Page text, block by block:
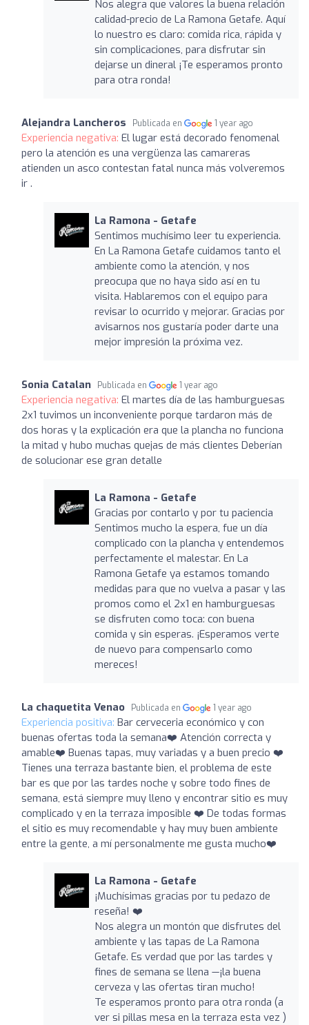
Nos alegra que valores la buena relación
calidad-precio de La Ramona Getafe. Aquí
lo nuestro es claro: comida rica, rápida y
sin complicaciones, para disfrutar sin
dejarse un dineral ¡Te esperamos pronto
para otra ronda!
Alejandra Lancheros Publicada en 1 year ago
Experiencia negativa: El lugar está decorado fenomenal
pero la atención es una vergüenza las camareras
atienden un asco contestan fatal nunca más volveremos
ir .
La Ramona - Getafe
Sentimos muchísimo leer tu experiencia.
En La Ramona Getafe cuidamos tanto el
ambiente como la atención, y nos
preocupa que no haya sido así en tu
visita. Hablaremos con el equipo para
revisar lo ocurrido y mejorar. Gracias por
avisarnos nos gustaría poder darte una
mejor impresión la próxima vez.
Sonia Catalan Publicada en 1 year ago
Experiencia negativa: El martes día de las hamburguesas
2x1 tuvimos un inconveniente porque tardaron más de
dos horas y la explicación era que la plancha no funciona
la mitad y hubo muchas quejas de más clientes Deberían
de solucionar ese gran detalle
La Ramona - Getafe
Gracias por contarlo y por tu paciencia
Sentimos mucho la espera, fue un día
complicado con la plancha y entendemos
perfectamente el malestar. En La
Ramona Getafe ya estamos tomando
medidas para que no vuelva a pasar y las
promos como el 2x1 en hamburguesas
se disfruten como toca: con buena
comida y sin esperas. ¡Esperamos verte
de nuevo para compensarlo como
mereces!
La chaquetita Venao Publicada en 1 year ago
Experiencia positiva: Bar cerveceria económico y con
buenas ofertas toda la semana❤️ Atención correcta y
amable❤️ Buenas tapas, muy variadas y a buen precio ❤️
Tienes una terraza bastante bien, el problema de este
bar es que por las tardes noche y sobre todo fines de
semana, está siempre muy lleno y encontrar sitio es muy
complicado y en la terraza imposible ❤️ De todas formas
el sitio es muy recomendable y hay muy buen ambiente
entre la gente, a mí personalmente me gusta mucho❤️
La Ramona - Getafe
¡Muchísimas gracias por tu pedazo de
reseña! ❤️
Nos alegra un montón que disfrutes del
ambiente y las tapas de La Ramona
Getafe. Es verdad que por las tardes y
fines de semana se llena —¡la buena
cerveza y las ofertas tiran mucho!
Te esperamos pronto para otra ronda (a
ver si pillas mesa en la terraza esta vez )